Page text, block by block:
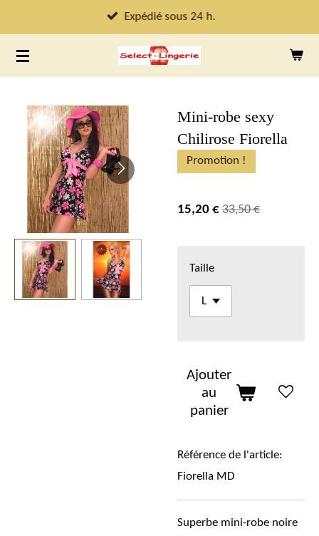
au
contenu
principal
Expédié sous 24 h.
Mini-robe sexy
Chilirose Fiorella
Promotion !
15,20 € 33,50 €
Taille
Ajouter
au
panier
Référence de l'article:
Fiorella MD
Superbe mini-robe noire